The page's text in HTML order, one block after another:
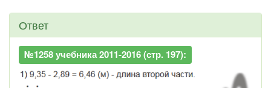
Ответ
№1258 учебника 2011-2016 (стр. 197):